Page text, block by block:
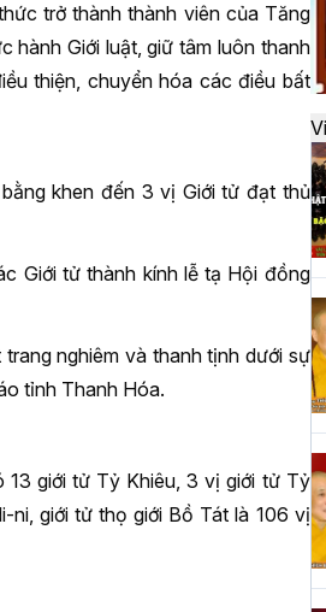
trở thành thành viên của Tăng
hành Giới luật, giữ tâm luôn thanh
thiện, chuyển hóa các điều bất
khen đến 3 vị Giới tử đạt thủ
Giới tử thành kính lễ tạ Hội đồng
nghiêm và thanh tịnh dưới sự
tỉnh Thanh Hóa.
13 giới tử Tỷ Khiêu, 3 vị giới tử Tỷ
ni, giới tử thọ giới Bồ Tát là 106 vị